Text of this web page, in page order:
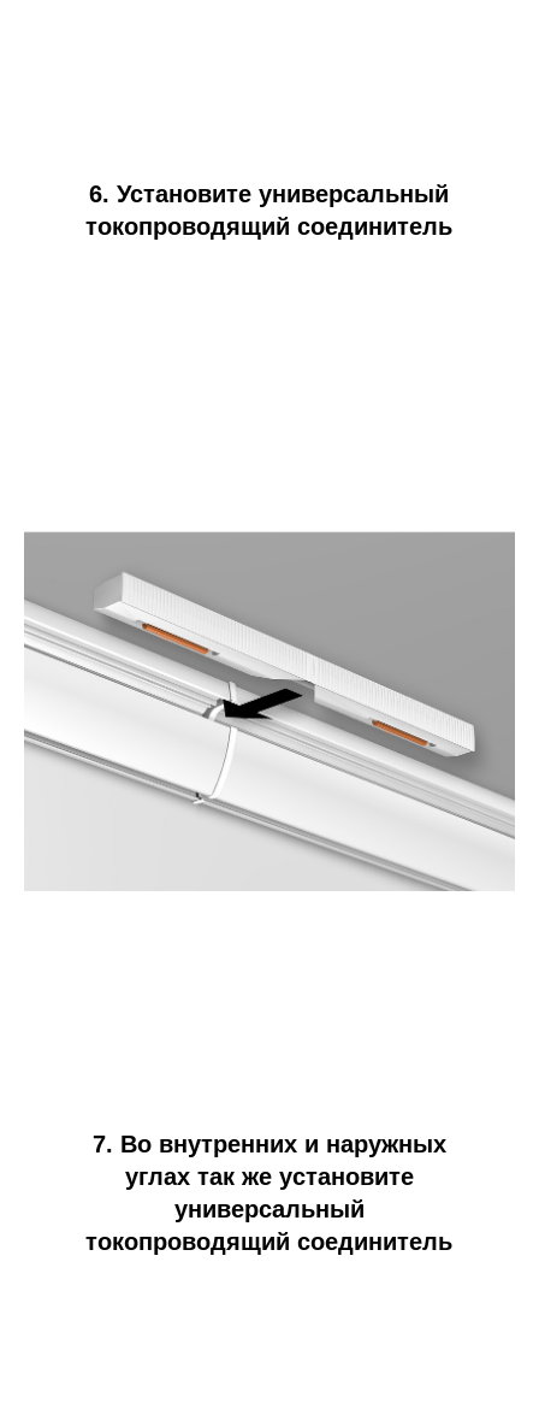
6. Установите универсальный
токопроводящий соединитель
7. Во внутренних и наружных
углах так же установите
универсальный
токопроводящий соединитель